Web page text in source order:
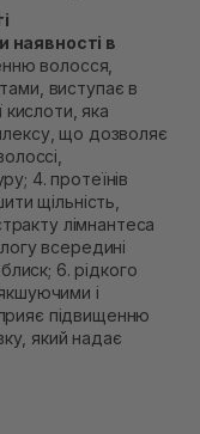
наявності в
волосся,
виступає в
кислоти, яка
що дозволяє
4. протеїнів
щільність,
лімнантеса
всередині
6. рідкого
і
підвищенню
який надає